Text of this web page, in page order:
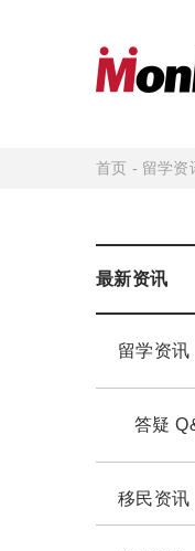
首页 - 留学资
最新资讯
留学资讯
答疑
移民资讯